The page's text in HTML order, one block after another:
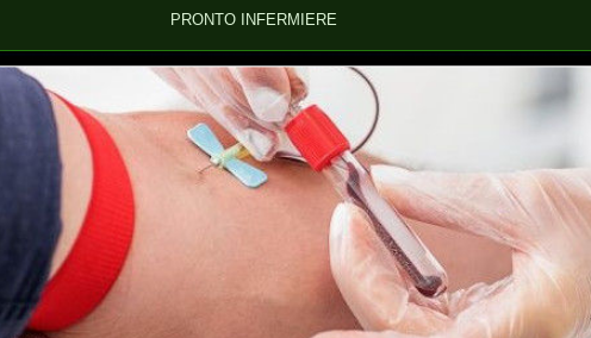
PRONTO INFERMIERE